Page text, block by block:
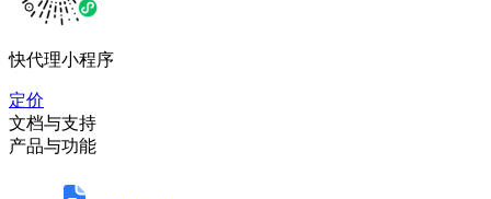
快代理小程序
定价
文档与支持
产品与功能